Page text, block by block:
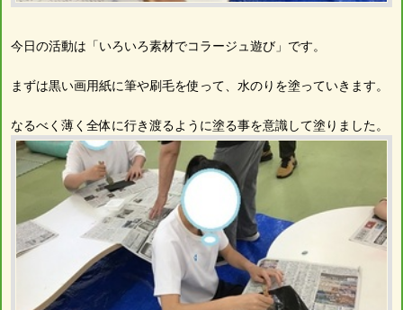
今日の活動は「いろいろ素材でコラージュ遊び」です。
まずは黒い画用紙に筆や刷毛を使って、水のりを塗っていきます。
なるべく薄く全体に行き渡るように塗る事を意識して塗りました。